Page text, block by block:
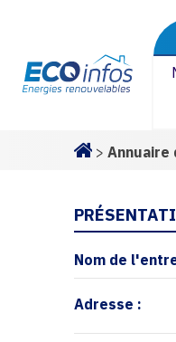
> Annuaire
Nom de
Adresse :